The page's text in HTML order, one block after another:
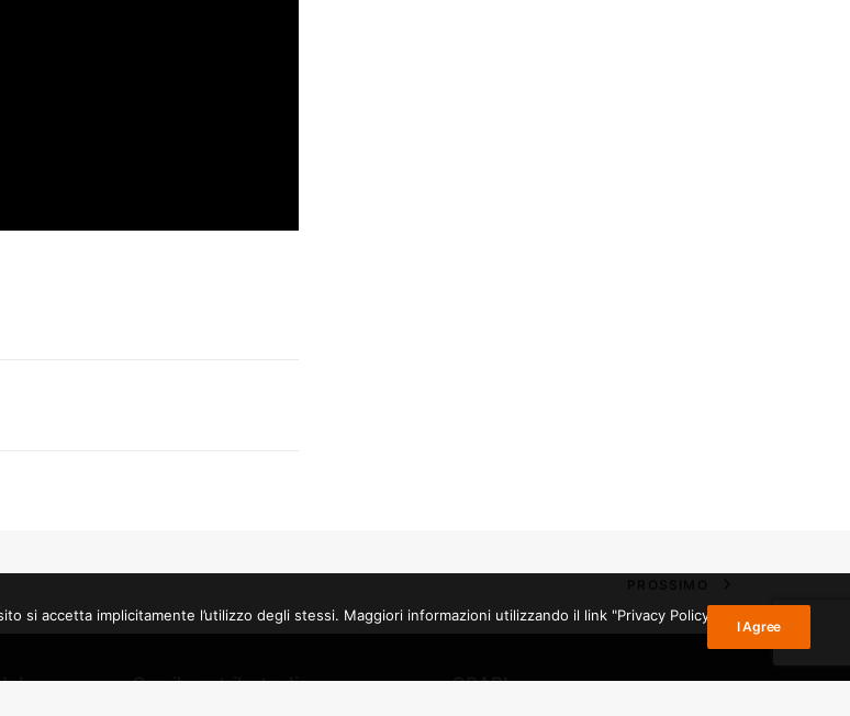
Con il contributo di ORARI
accetta implicitamente l’utilizzo degli stessi. Maggiori informazioni utilizzando il link "Privacy Policy" nel
I Agree